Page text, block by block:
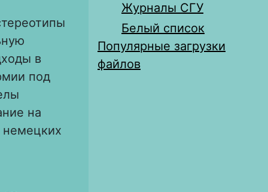
в
под
на
немецких
Журналы СГУ
Белый список
Популярные загрузки
файлов